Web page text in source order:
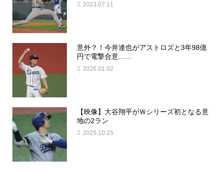
2023.07.11
意外？！今井達也がアストロズと3年98億
円で電撃合意…...
2026.01.02
【映像】大谷翔平がＷシリーズ初となる意
地の2ラン
2025.10.25